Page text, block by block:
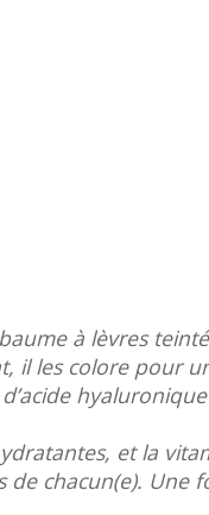
à lèvres
il les colore
et la
chacun(e).